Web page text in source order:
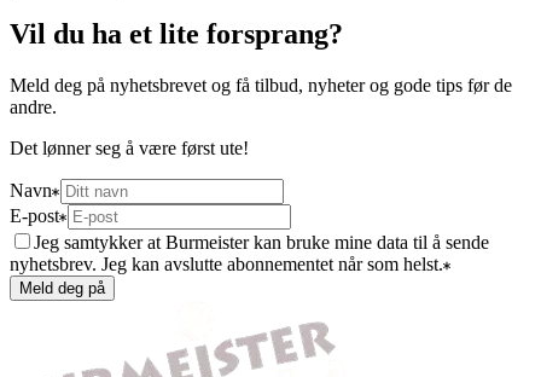
Vil du ha et lite forsprang?
Meld deg på nyhetsbrevet og få tilbud, nyheter og gode tips før de
andre.
Det lønner seg å være først ute!
Navn
E-post
Jeg samtykker at Burmeister kan bruke mine data til å sende
nyhetsbrev. Jeg kan avslutte abonnementet når som helst.
Meld deg på